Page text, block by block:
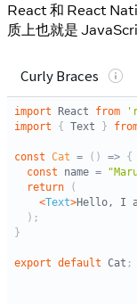
React 和 React
质上也就是